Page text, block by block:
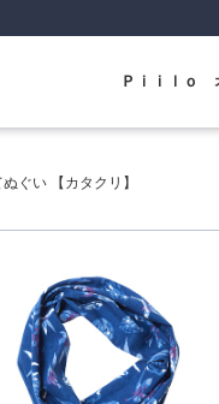
Ｐｉｉｌｏ
ぐい 【カタクリ】